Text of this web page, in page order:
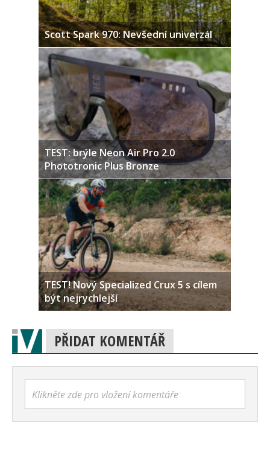
Scott Spark 970: Nevšední univerzál
TEST: brýle Neon Air Pro 2.0
Phototronic Plus Bronze
TEST! Nový Specialized Crux 5 s cílem
být nejrychlejší
PŘIDAT KOMENTÁŘ
Klikněte zde pro vložení komentáře